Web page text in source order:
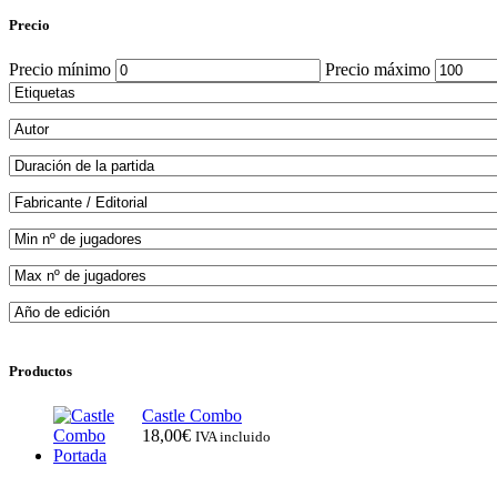
Precio
Precio mínimo Precio máximo
Productos
Castle Combo
18,00€ IVA incluido